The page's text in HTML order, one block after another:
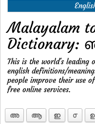
Malayalam
Dictionary:
This is the world's leading
english definitions/
people improve their use
free online services.
അ ആ ഇ ൦ ഉ